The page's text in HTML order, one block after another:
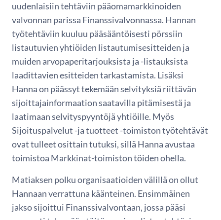
uudenlaisiin tehtäviin pääomamarkkinoiden
valvonnan parissa Finanssivalvonnassa. Hannan
työtehtäviin kuuluu pääsääntöisesti pörssiin
listautuvien yhtiöiden listautumisesitteiden ja
muiden arvopaperitarjouksista ja -listauksista
laadittavien esitteiden tarkastamista. Lisäksi
Hanna on päässyt tekemään selvityksiä riittävän
sijoittajainformaation saatavilla pitämisestä ja
laatimaan selvityspyyntöjä yhtiöille. Myös
Sijoituspalvelut -ja tuotteet -toimiston työtehtävät
ovat tulleet osittain tutuksi, sillä Hanna avustaa
toimistoa Markkinat-toimiston töiden ohella.
Matiaksen polku organisaatioiden välillä on ollut
Hannaan verrattuna käänteinen. Ensimmäinen
jakso sijoittui Finanssivalvontaan, jossa pääsi